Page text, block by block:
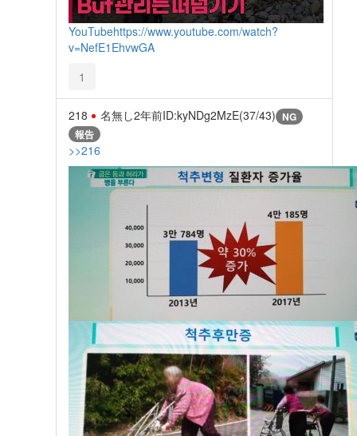
YouTubehttps://www.youtube.com/watch?
v=NefE1EhvwGA
1
218 名無し2年前ID:kyNDg2MzE(37/43) NG
報告
>>216